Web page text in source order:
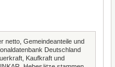
netto, Gemeindeanteile und
Deutschland
Kaufkraft und